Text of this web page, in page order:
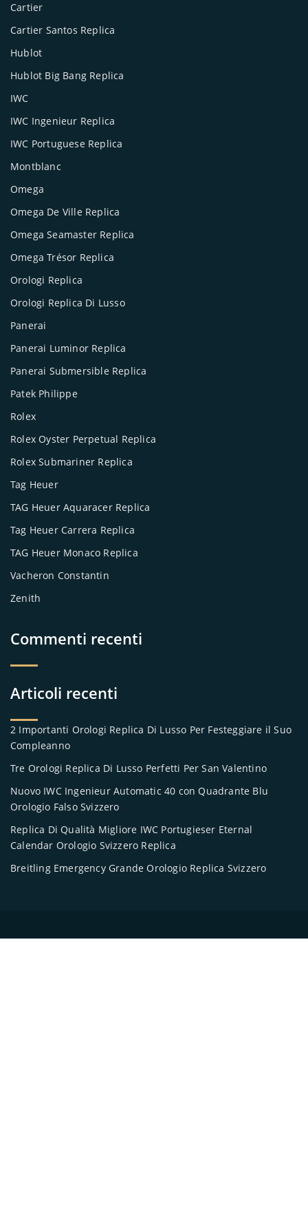
Cartier
Cartier Santos Replica
Hublot
Hublot Big Bang Replica
IWC
IWC Ingenieur Replica
IWC Portuguese Replica
Montblanc
Omega
Omega De Ville Replica
Omega Seamaster Replica
Omega Trésor Replica
Orologi Replica
Orologi Replica Di Lusso
Panerai
Panerai Luminor Replica
Panerai Submersible Replica
Patek Philippe
Rolex
Rolex Oyster Perpetual Replica
Rolex Submariner Replica
Tag Heuer
TAG Heuer Aquaracer Replica
Tag Heuer Carrera Replica
TAG Heuer Monaco Replica
Vacheron Constantin
Zenith
Commenti recenti
Articoli recenti
2 Importanti Orologi Replica Di Lusso Per Festeggiare il Suo
Compleanno
Tre Orologi Replica Di Lusso Perfetti Per San Valentino
Nuovo IWC Ingenieur Automatic 40 con Quadrante Blu
Orologio Falso Svizzero
Replica Di Qualità Migliore IWC Portugieser Eternal
Calendar Orologio Svizzero Replica
Breitling Emergency Grande Orologio Replica Svizzero